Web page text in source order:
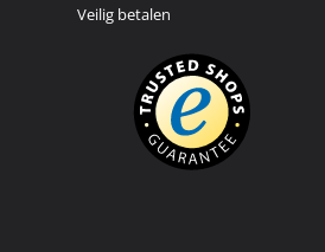
Veilig betalen